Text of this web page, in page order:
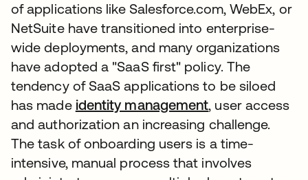
of applications like Salesforce.com, WebEx, or
NetSuite have transitioned into enterprise-
wide deployments, and many organizations
have adopted a "SaaS first" policy. The
tendency of SaaS applications to be siloed
has made identity management, user access
and authorization an increasing challenge.
The task of onboarding users is a time-
intensive, manual process that involves